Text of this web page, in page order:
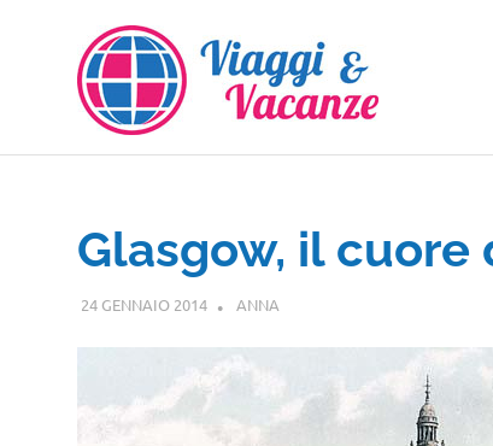
contenuto
Glasgow, il cuore
24 GENNAIO 2014 ANNA